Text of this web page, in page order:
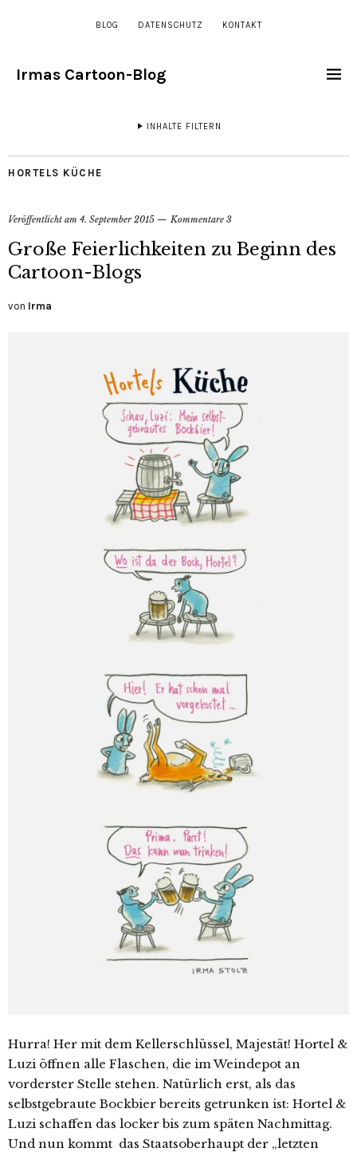
BLOG DATENSCHUTZ KONTAKT
Irmas Cartoon-Blog
INHALTE FILTERN
HORTELS KÜCHE
Veröffentlicht am 4. September 2015 Kommentare 3
Große Feierlichkeiten zu Beginn des
Cartoon-Blogs
von Irma
Hurra! Her mit dem Kellerschlüssel, Majestät! Hortel &
Luzi öffnen alle Flaschen, die im Weindepot an
vorderster Stelle stehen. Natürlich erst, als das
selbstgebraute Bockbier bereits getrunken ist: Hortel &
Luzi schaffen das locker bis zum späten Nachmittag.
Und nun kommt das Staatsoberhaupt der „letzten